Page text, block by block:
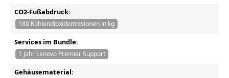
CO2-Fußabdruck:
180 Kohlendioxidemissionen in kg
Services im Bundle:
1 Jahr Lenovo Premier Support
Gehäusematerial: